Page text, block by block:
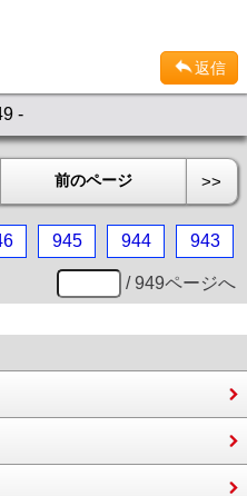
返信
-
前のページ >>
945 944 943
/ 949ページへ